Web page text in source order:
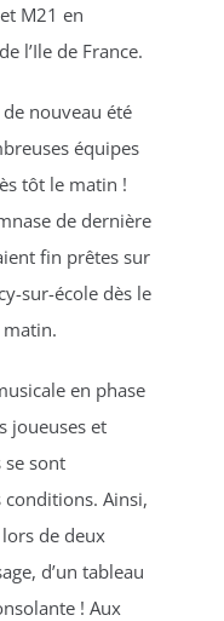
M21 en
l’Ile de France.
nouveau été
équipes
tôt le matin !
de dernière
fin prêtes sur
sur-école dès le
en phase
joueuses et
se sont
Ainsi,
de deux
d’un tableau
! Aux